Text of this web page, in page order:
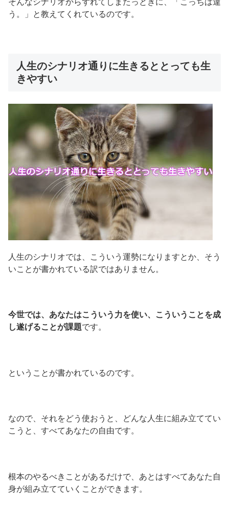
う。」と教えてくれているのです。
人生のシナリオ通りに生きるととっても生
きやすい
人生のシナリオでは、こういう運勢になりますとか、そう
いことが書かれている訳ではありません。
今世では、あなたはこういう力を使い、こういうことを成
し遂げることが課題です。
ということが書かれているのです。
なので、それをどう使おうと、どんな人生に組み立ててい
こうと、すべてあなたの自由です。
根本のやるべきことがあるだけで、あとはすべてあなた自
身が組み立てていくことができます。